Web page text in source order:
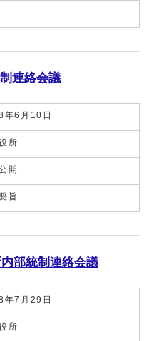
連絡会議
年6月10日
所
開
旨
部統制連絡会議
年7月29日
所